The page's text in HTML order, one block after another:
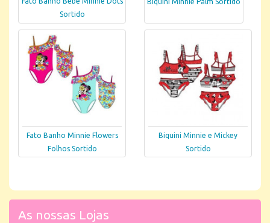
Sortido
Fato Banho Minnie Flowers
Folhos Sortido
Biquini Minnie e Mickey
Sortido
As nossas Lojas